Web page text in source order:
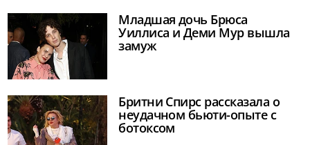
Младшая дочь Брюса
Уиллиса и Деми Мур вышла
замуж
Бритни Спирс рассказала о
неудачном бьюти-опыте с
ботоксом